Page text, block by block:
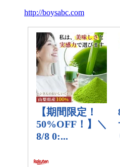
http://boysabc.com